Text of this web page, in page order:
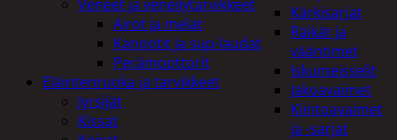
Kärkisarjat
Räikät ja
vääntimet
Iskumeisselit
Jakoavaimet
Kiintoavaimet
ja -sarjat
Veneet ja veneilytarvikkeet
Airot ja melat
Kanootit ja sup-laudat
Perämoottorit
Eläintenruoka ja tarvikkeet
Jyrsijät
Kissat